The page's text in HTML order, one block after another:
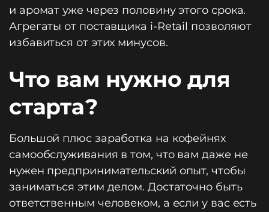
и аромат уже через половину этого срока.
Агрегаты от поставщика i-Retail позволяют
избавиться от этих минусов.
Что вам нужно для
старта?
Большой плюс заработка на кофейнях
самообслуживания в том, что вам даже не
нужен предпринимательский опыт, чтобы
заниматься этим делом. Достаточно быть
ответственным человеком, а если у вас есть